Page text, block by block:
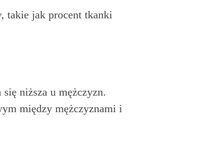
takie jak procent tkanki
niższa u mężczyzn.
między mężczyznami i